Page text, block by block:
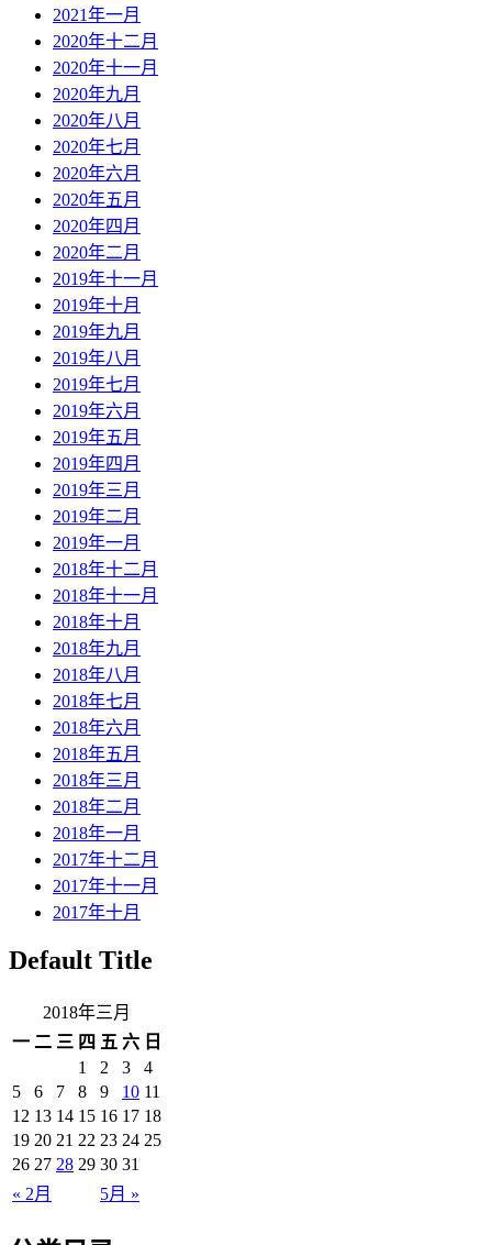
2021年一月
2020年十二月
2020年十一月
2020年九月
2020年八月
2020年七月
2020年六月
2020年五月
2020年四月
2020年二月
2019年十一月
2019年十月
2019年九月
2019年八月
2019年七月
2019年六月
2019年五月
2019年四月
2019年三月
2019年二月
2019年一月
2018年十二月
2018年十一月
2018年十月
2018年九月
2018年八月
2018年七月
2018年六月
2018年五月
2018年三月
2018年二月
2018年一月
2017年十二月
2017年十一月
2017年十月
Default Title
2018年三月
一 二 三 四 五 六 日
« 2月 5月 »
1 2 3
4
5
6 7 8 9 10 11
12 13 14 15 16 17 18
19 20 21 22 23 24 25
26 27 28 29 30 31